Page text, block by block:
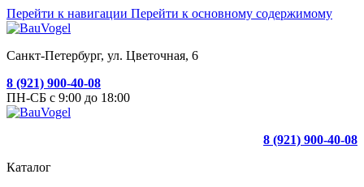
Перейти к навигации Перейти к основному содержимому
Санкт-Петербург, ул. Цветочная, 6
8 (921) 900-40-08
ПН-СБ с 9:00 до 18:00
8 (921) 900-40-08
Каталог